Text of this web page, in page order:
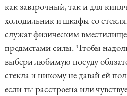
как заварочный, так и для
холодильник и шкафы со
служат физическим
предметами силы. Чтобы
выбери любимую посуду
стекла и никому не давай ей
если ты расстроена или